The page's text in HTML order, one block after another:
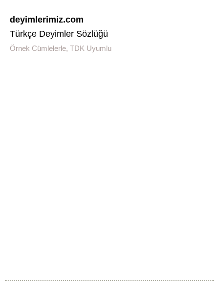
deyimlerimiz.com
Türkçe Deyimler Sözlüğü
Örnek Cümlelerle, TDK Uyumlu